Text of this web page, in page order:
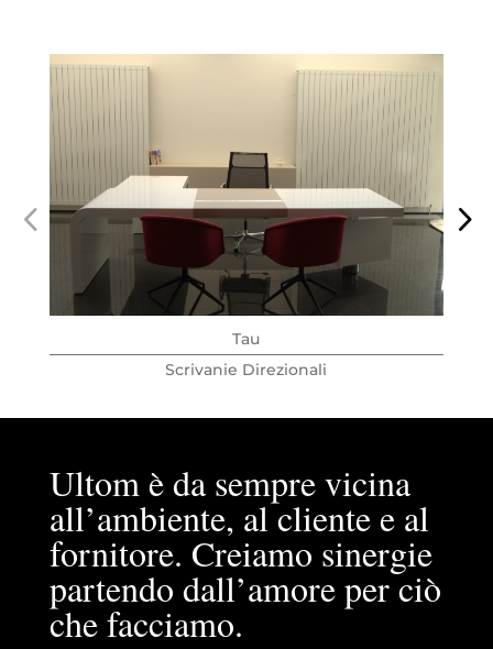
Tau
Scrivanie Direzionali
Ultom è da sempre vicina
all’ambiente, al cliente e al
fornitore. Creiamo sinergie
partendo dall’amore per ciò
che facciamo.